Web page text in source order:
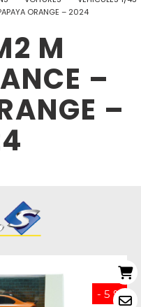
ORANGE – 2024
M
–
–
- 5 %